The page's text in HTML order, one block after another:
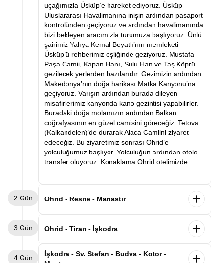
uçağımızla Üsküp’e hareket ediyoruz. Üsküp
Uluslararası Havalimanına inişin ardından pasaport
kontrolünden geçiyoruz ve ardından havalimanında
bizi bekleyen aracımızla turumuza başlıyoruz. Ünlü
şairimiz Yahya Kemal Beyatlı’nın memleketi
Üsküp’ü rehberimiz eşliğinde geziyoruz. Mustafa
Paşa Camii, Kapan Hanı, Sulu Han ve Taş Köprü
gezilecek yerlerden bazılarıdır. Gezimizin ardından
Makedonya’nın doğa harikası Matka Kanyonu’na
geçiyoruz. Varışın ardından burada dileyen
misafirlerimiz kanyonda kano gezintisi yapabilirler.
Buradaki doğa molamızın ardından Balkan
coğrafyasının en güzel camisini göreceğiz. Tetova
(Kalkandelen)’de durarak Alaca Camiini ziyaret
edeceğiz. Bu ziyaretimiz sonrası Ohrid’e
yolculuğumuz başlıyor. Yolculuğun ardından otele
transfer oluyoruz. Konaklama Ohrid otelimizde.
2.Gün Ohrid - Resne - Manastır
durağımız olan Resne’ye vardıktan sonra
edeceğiz. Ardından Manastır şehrine geçeceğiz.
3.Gün Ohrid - Tiran - İşkodra
Sabah kahvaltının ardından otelimizden ayrılarak
Arnavutluk’un başkenti Tiran’a hareket ediyoruz.
4.Gün
İşkodra - Sv. Stefan - Budva - Kotor -